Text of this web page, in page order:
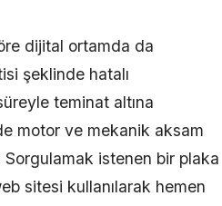
dijital ortamda da
şeklinde hatalı
teminat altına
motor ve mekanik aksam
Sorgulamak istenen bir plaka
sitesi kullanılarak hemen